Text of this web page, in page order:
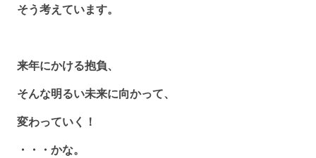
そう考えています。
来年にかける抱負、
そんな明るい未来に向かって、
変わっていく！
・・・かな。